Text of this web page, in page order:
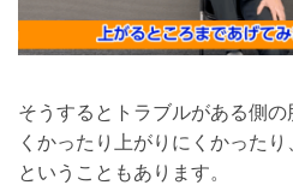
そうするとトラブルがある側
くかったり上がりにくかった
ということもあります。